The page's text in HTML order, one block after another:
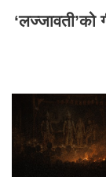
‘लज्जावती’को